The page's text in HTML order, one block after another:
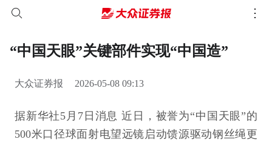
“中国天眼”关键部件实现“中国造”
大众证券报 2026-05-08 09:13
据新华社5月7日消息 近日，被誉为“中国天眼”的
500米口径球面射电望远镜启动馈源驱动钢丝绳更